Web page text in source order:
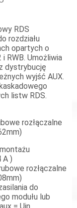
RDS
rozdziału
opartych o
i RWB. Umożliwia
dystrybucję
wyjść AUX.
listw RDS.
rozłączalne
A )
rozłączalne
do
modułu lub